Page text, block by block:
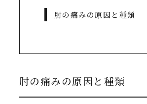
肘の痛みの原因と種類
肘の痛みの原因と種類